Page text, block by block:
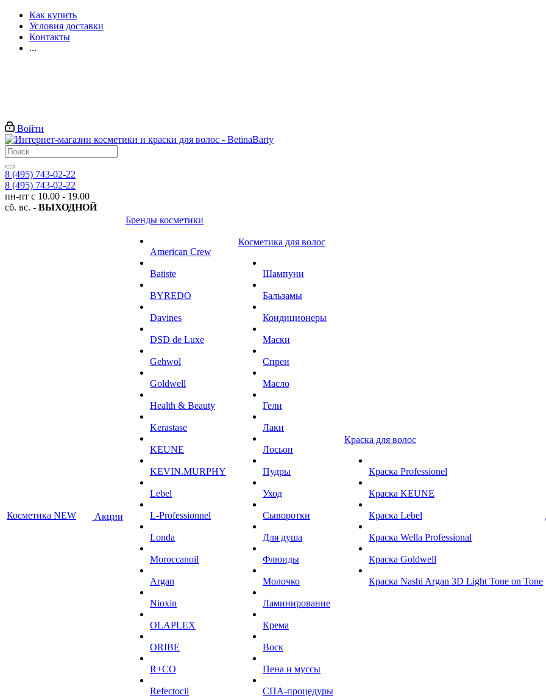
Как купить
Условия доставки
Контакты
...
Войти
8 (495) 743-02-22
8 (495) 743-02-22
пн-пт с 10.00 - 19.00
сб. вс. - ВЫХОДНОЙ
Косметика NEW Акции
Бренды косметики
American Crew
Batiste
BYREDO
Davines
DSD de Luxe
Gehwol
Goldwell
Health & Beauty
Kerastase
KEUNE
KEVIN.MURPHY
Lebel
L-Professionnel
Londa
Moroccanoil
Argan
Niохin
OLAPLEX
ORIBE
R+CO
Refectocil
Косметика для волос
Шампуни
Бальзамы
Кондиционеры
Маски
Спреи
Масло
Гели
Лаки
Лосьон
Пудры
Уход
Сыворотки
Для душа
Флюиды
Молочко
Ламинирование
Крема
Воск
Пена и муссы
СПА-процедуры
Краска для волос
Краска Professionel
Краска KEUNE
Краска Lebel
Краска Wella Professional
Краска Goldwell
Краска Nashi Argan 3D Light Tone on Tone